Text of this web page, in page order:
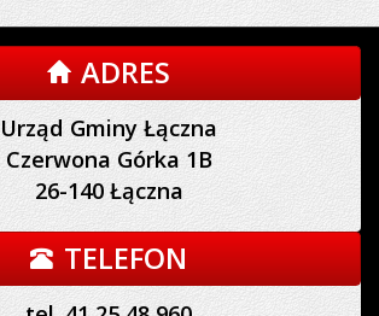
ADRES
Urząd Gminy Łączna
Czerwona Górka 1B
26-140 Łączna
TELEFON